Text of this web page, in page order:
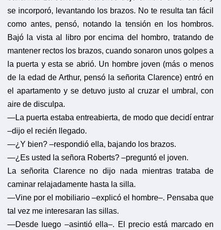
se incorporó, levantando los brazos. No te resulta tan fácil
como antes, pensó, notando la tensión en los hombros.
Bajó la vista al libro por encima del hombro, tratando de
mantener rectos los brazos, cuando sonaron unos golpes a
la puerta y esta se abrió. Un hombre joven (más o menos
de la edad de Arthur, pensó la señorita Clarence) entró en
el apartamento y se detuvo justo al cruzar el umbral, con
aire de disculpa.
—La puerta estaba entreabierta, de modo que decidí entrar
–dijo el recién llegado.
—¿Y bien? –respondió ella, bajando los brazos.
—¿Es usted la señora Roberts? –preguntó el joven.
La señorita Clarence no dijo nada mientras trataba de
caminar relajadamente hasta la silla.
—Vine por el mobiliario –explicó el hombre–. Pensaba que
tal vez me interesaran las sillas.
—Desde luego –asintió ella–. El precio está marcado en